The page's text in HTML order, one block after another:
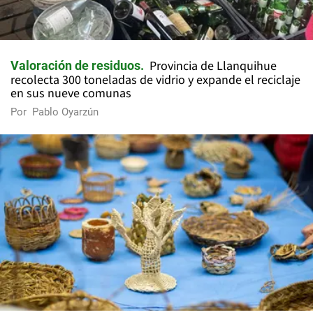
Valoración de residuos
Provincia de Llanquihue
recolecta 300 toneladas de vidrio y expande el reciclaje
en sus nueve comunas
Por Pablo Oyarzún